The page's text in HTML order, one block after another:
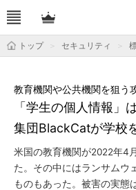
トップ セキュリティ
「学生の個人情報
集団BlackCatが学校
教育機関や公共機関を狙う
米国の教育機関が2022年4
た。その中にはランサムウ
ものもあった。被害の実態